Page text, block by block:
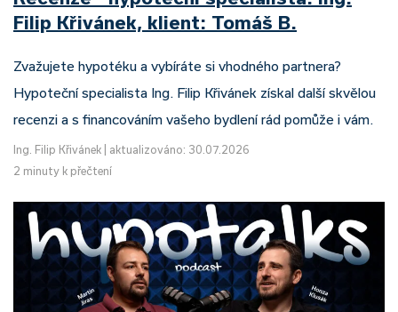
Filip Křivánek, klient: Tomáš B.
Zvažujete hypotéku a vybíráte si vhodného partnera?
Hypoteční specialista Ing. Filip Křivánek získal další skvělou
recenzi a s financováním vašeho bydlení rád pomůže i vám.
Ing. Filip Křivánek
aktualizováno: 30.07.2026
2 minuty k přečtení